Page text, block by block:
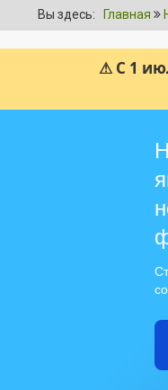
Вы здесь: Главная
⚠ С 1